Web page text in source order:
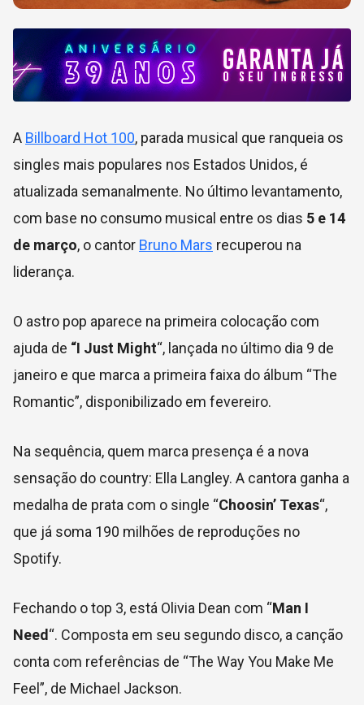
A Billboard Hot 100, parada musical que ranqueia os
singles mais populares nos Estados Unidos, é
atualizada semanalmente. No último levantamento,
com base no consumo musical entre os dias 5 e 14
de março, o cantor Bruno Mars recuperou na
liderança.
O astro pop aparece na primeira colocação com
ajuda de “I Just Might“, lançada no último dia 9 de
janeiro e que marca a primeira faixa do álbum “The
Romantic”, disponibilizado em fevereiro.
Na sequência, quem marca presença é a nova
sensação do country: Ella Langley. A cantora ganha a
medalha de prata com o single “Choosin’ Texas“,
que já soma 190 milhões de reproduções no
Spotify.
Fechando o top 3, está Olivia Dean com “Man I
Need“. Composta em seu segundo disco, a canção
conta com referências de “The Way You Make Me
Feel”, de Michael Jackson.